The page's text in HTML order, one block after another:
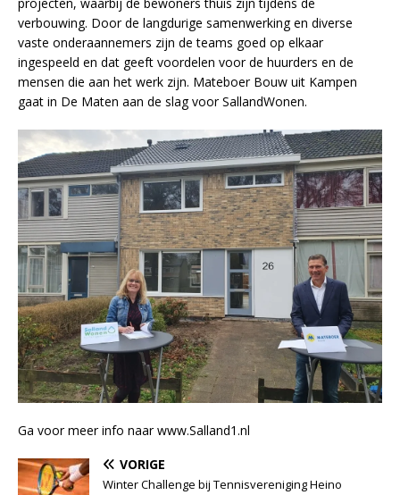
verbouwing. Door de langdurige samenwerking en diverse
vaste onderaannemers zijn de teams goed op elkaar
ingespeeld en dat geeft voordelen voor de huurders en de
mensen die aan het werk zijn. Mateboer Bouw uit Kampen
gaat in De Maten aan de slag voor SallandWonen.
Ga voor meer info naar www.Salland1.nl
VORIGE
Winter Challenge bij Tennisvereniging Heino